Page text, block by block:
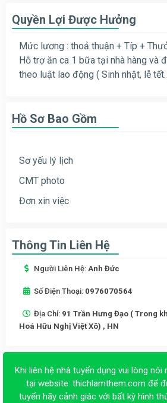
Quyền Lợi Được Hưởng
Mức lương : thoả thuận + Típ +
Hỗ trợ ăn ca 1 bữa tại nhà hàng và
theo luật lao động ( Sinh nhật, lễ
Hồ Sơ Bao Gồm
Sơ yếu lý lịch
CMT photo
Đơn xin việc
Thông Tin Liên Hệ
Người Liên Hệ: Anh Đức
Số Điện Thoại: 0976070564
Địa Chỉ: 91 Trần Hưng Đạo ( Trong
Hoá Hữu Nghị Việt Xô) , HN
Khi liên hệ nhà tuyển dụng vui lòng
tại website: thichlamthem.com để
tuyển hãy cảnh giác với bất kỳ hình